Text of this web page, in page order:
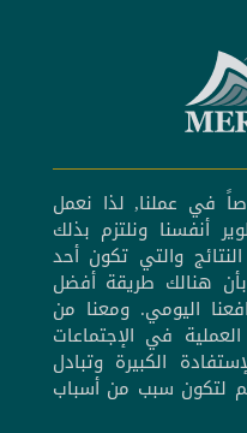
في عملنا, لذا نعمل
أنفسنا ونلتزم بذلك
والتي تكون أحد
بأن هنالك طريقة أفضل
اليومي. ومعنا من
في الإجتماعات
الكبيرة وتبادل
لتكون سبب من أسباب